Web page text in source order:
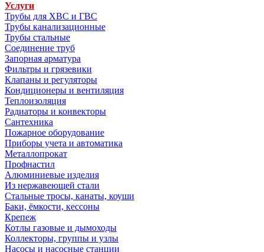
Услуги
Трубы для ХВС и ГВС
Трубы канализационные
Трубы стальные
Соединение труб
Запорная арматура
Фильтры и грязевики
Клапаны и регуляторы
Кондиционеры и вентиляция
Теплоизоляция
Радиаторы и конвекторы
Сантехника
Пожарное оборудование
Приборы учета и автоматика
Металлопрокат
Профнастил
Алюминиевые изделия
Из нержавеющей стали
Стальные тросы, канаты, коуши
Баки, ёмкости, кессоны
Крепеж
Котлы газовые и дымоходы
Коллекторы, группы и узлы
Насосы и насосные станции